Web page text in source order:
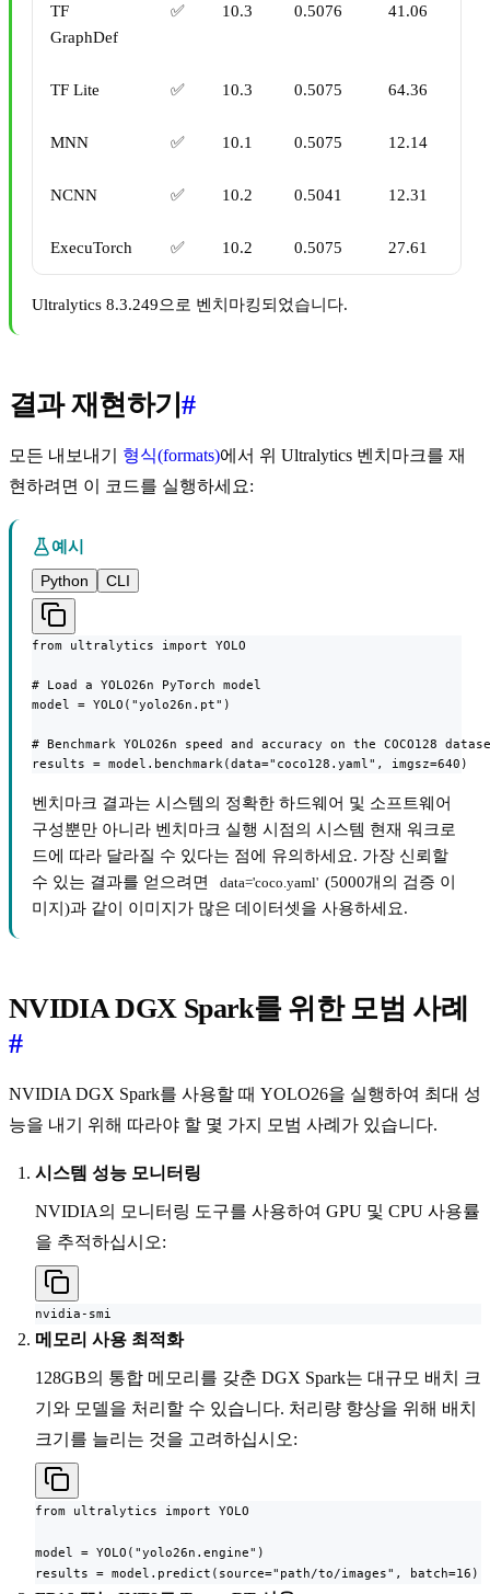
TF
GraphDef
✅ 10.3 0.5076 41.06
TF Lite ✅ 10.3 0.5075 64.36
MNN ✅ 10.1 0.5075 12.14
NCNN ✅ 10.2 0.5041 12.31
ExecuTorch ✅ 10.2 0.5075 27.61
Ultralytics 8.3.249으로 벤치마킹되었습니다.
결과 재현하기#
모든 내보내기 형식(formats)에서 위 Ultralytics 벤치마크를 재
현하려면 이 코드를 실행하세요:
예시
Python
CLI
from ultralytics import YOLO
# Load a YOLO26n PyTorch model
model = YOLO("yolo26n.pt")
# Benchmark YOLO26n speed and accuracy on the COCO128
results = model.benchmark(data="coco128.yaml", imgsz=640)
벤치마크 결과는 시스템의 정확한 하드웨어 및 소프트웨어
구성뿐만 아니라 벤치마크 실행 시점의 시스템 현재 워크로
드에 따라 달라질 수 있다는 점에 유의하세요. 가장 신뢰할
수 있는 결과를 얻으려면
data='coco.yaml' (5000개의 검증 이
미지)과 같이 이미지가 많은 데이터셋을 사용하세요.
NVIDIA DGX Spark를 위한 모범 사례
#
NVIDIA DGX Spark를 사용할 때 YOLO26을 실행하여 최대 성
능을 내기 위해 따라야 할 몇 가지 모범 사례가 있습니다.
시스템 성능 모니터링
NVIDIA의 모니터링 도구를 사용하여 GPU 및 CPU 사용률
을 추적하십시오:
nvidia-smi
메모리 사용 최적화
128GB의 통합 메모리를 갖춘 DGX Spark는 대규모 배치 크
기와 모델을 처리할 수 있습니다. 처리량 향상을 위해 배치
크기를 늘리는 것을 고려하십시오:
from ultralytics import YOLO
model = YOLO("yolo26n.engine")
results = model.predict(source="path/to/images", batch=16)